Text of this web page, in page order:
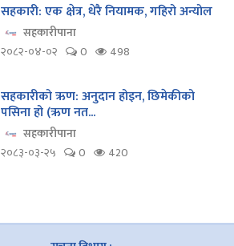
सहकारी: एक क्षेत्र, धेरै नियामक, गहिरो अन्योल
सहकारीपाना
२०८२-०४-०२
0 498
सहकारीको ऋण: अनुदान होइन, छिमेकीको
पसिना हो (ऋण नत...
सहकारीपाना
२०८३-०३-२५
0 420